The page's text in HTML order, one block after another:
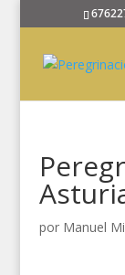
por Manuel